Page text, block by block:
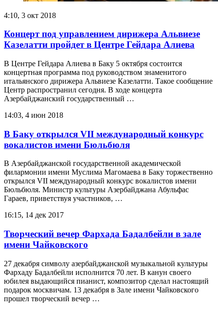
4:10, 3 окт 2018
Концерт под управлением дирижера Альвиезе
Казелатти пройдет в Центре Гейдара Алиева
В Центре Гейдара Алиева в Баку 5 октября состоится
концертная программа под руководством знаменитого
итальянского дирижера Альвиезе Казелатти. Такое сообщение
Центр распространил сегодня. В ходе концерта
Азербайджанский государственный …
14:03, 4 июн 2018
В Баку открылся VII международный конкурс
вокалистов имени Бюльбюля
В Азербайджанской государственной академической
филармонии имени Муслима Магомаева в Баку торжественно
открылся VII международный конкурс вокалистов имени
Бюльбюля. Министр культуры Азербайджана Абульфас
Гараев, приветствуя участников, …
16:15, 14 дек 2017
Творческий вечер Фархада Бадалбейли в зале
имени Чайковского
27 декабря символу азербайджанской музыкальной культуры
Фархаду Бадалбейли исполнится 70 лет. В канун своего
юбилея выдающийся пианист, композитор сделал настоящий
подарок москвичам. 13 декабря в Зале имени Чайковского
прошел творческий вечер …